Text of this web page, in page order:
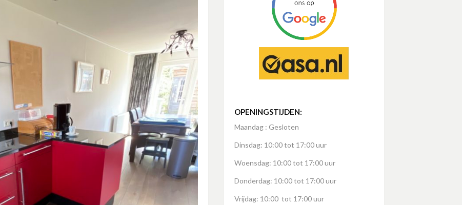
OPENINGSTIJDEN:
Maandag : Gesloten
Dinsdag: 10:00 tot 17:00 uur
Woensdag: 10:00 tot 17:00 uur
Donderdag: 10:00 tot 17:00 uur
Vrijdag: 10:00 tot 17:00 uur